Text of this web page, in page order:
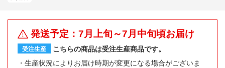
発送予定：7月上旬～7月中旬頃お届け
受注生産
こちらの商品は受注生産商品です。
生産状況によりお届け時期が変更になる場合がございま